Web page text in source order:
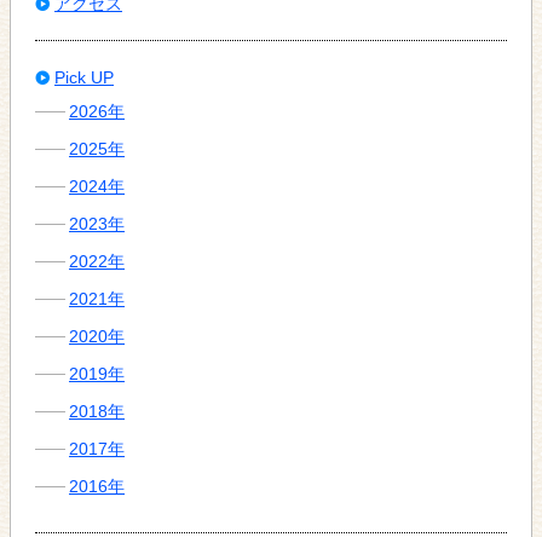
Pick UP
2026年
2025年
2024年
2023年
2022年
2021年
2020年
2019年
2018年
2017年
2016年